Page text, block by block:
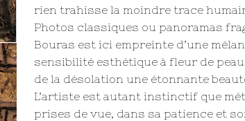
rien trahisse la moindre trace
Photos classiques ou panoramas
Bouras est ici empreinte d’une
sensibilité esthétique à fleur de
de la désolation une étonnante
L’artiste est autant instinctif que
prises de vue, dans sa patience et